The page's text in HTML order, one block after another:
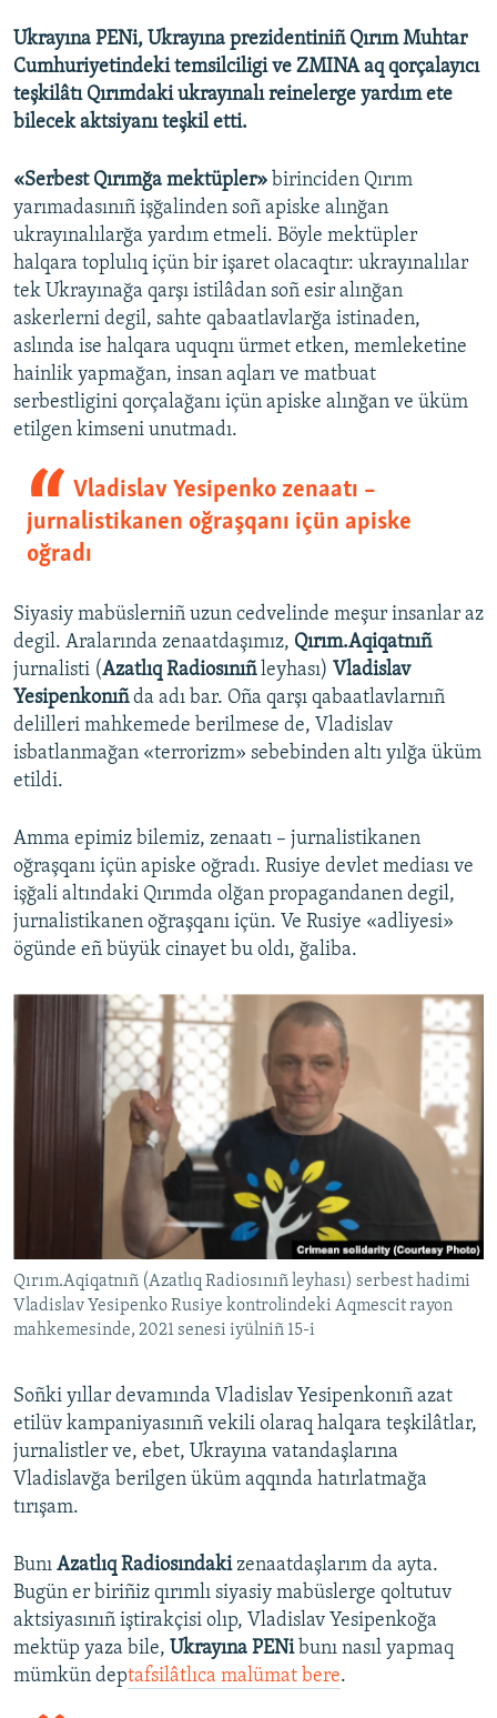
Ukrayına PENi, Ukrayına prezidentiniñ Qırım Muhtar
Cumhuriyetindeki temsilciligi ve ZMINA aq qorçalayıcı
teşkilâtı Qırımdaki ukrayınalı reinelerge yardım ete
bilecek aktsiyanı teşkil etti.
«Serbest Qırımğa mektüpler» birinciden Qırım
yarımadasınıñ işğalinden soñ apiske alınğan
ukrayınalılarğa yardım etmeli. Böyle mektüpler
halqara toplulıq içün bir işaret olacaqtır: ukrayınalılar
tek Ukrayınağa qarşı istilâdan soñ esir alınğan
askerlerni degil, sahte qabaatlavlarğa istinaden,
aslında ise halqara uquqnı ürmet etken, memleketine
hainlik yapmağan, insan aqları ve matbuat
serbestligini qorçalağanı içün apiske alınğan ve üküm
etilgen kimseni unutmadı.
Vladislav Yesipenko zenaatı –
jurnalistikanen oğraşqanı içün apiske
oğradı
Siyasiy mabüslerniñ uzun cedvelinde meşur insanlar az
degil. Aralarında zenaatdaşımız, Qırım.Aqiqatnıñ
jurnalisti (Azatlıq Radiosınıñleyhası) Vladislav
Yesipenkonıñda adı bar. Oña qarşı qabaatlavlarnıñ
delilleri mahkemede berilmese de, Vladislav
isbatlanmağan «terrorizm» sebebinden altı yılğa üküm
etildi.
Amma epimiz bilemiz, zenaatı – jurnalistikanen
oğraşqanı içün apiske oğradı. Rusiye devlet mediası ve
işğali altındaki Qırımda olğan propagandanen degil,
jurnalistikanen oğraşqanı içün. Ve Rusiye «adliyesi»
ögünde eñ büyük cinayet bu oldı, ğaliba.
Qırım.Aqiqatnıñ (Azatlıq Radiosınıñ leyhası) serbest hadimi
Vladislav Yesipenko Rusiye kontrolindeki Aqmescit rayon
mahkemesinde, 2021 senesi iyülniñ 15-i
Soñki yıllar devamında Vladislav Yesipenkonıñ azat
etilüv kampaniyasınıñ vekili olaraq halqara teşkilâtlar,
jurnalistler ve, ebet, Ukrayına vatandaşlarına
Vladislavğa berilgen üküm aqqında hatırlatmağa
tırışam.
Bunı Azatlıq Radiosındakizenaatdaşlarım da ayta.
Bugün er biriñiz qırımlı siyasiy mabüslerge qoltutuv
aktsiyasınıñ iştirakçisi olıp, Vladislav Yesipenkoğa
mektüp yaza bile, Ukrayına PENi bunı nasıl yapmaq
mümkün deptafsilâtlıca malümat bere.